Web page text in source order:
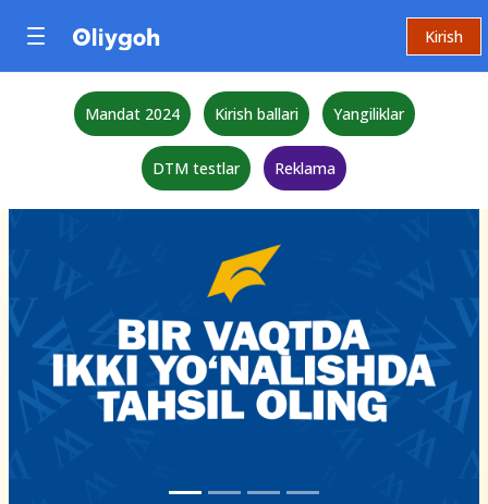
Kirish
Mandat 2024 Kirish ballari Yangiliklar
DTM testlar Reklama